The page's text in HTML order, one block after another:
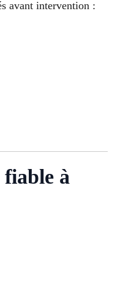
avant intervention :
à